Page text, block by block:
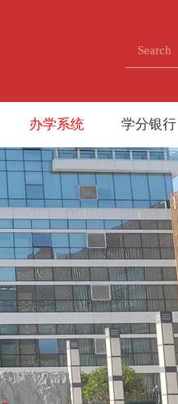
办学系统 学分银行